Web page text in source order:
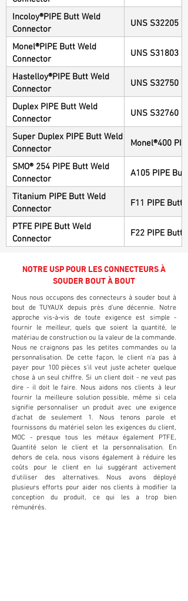
Incoloy®PIPE Butt Weld
Connector
UNS S32205
Monel®PIPE Butt Weld
Connector
UNS S31803
Hastelloy®PIPE Butt Weld
Connector
UNS S32750
Duplex PIPE Butt Weld
Connector
UNS S32760
Super Duplex PIPE Butt Weld
Connector
Monel®400
SMO® 254 PIPE Butt Weld
Connector
A105 PIPE
Titanium PIPE Butt Weld
Connector
F11 PIPE Butt
PTFE PIPE Butt Weld
Connector
F22 PIPE Butt
NOTRE USP POUR LES CONNECTEURS À
SOUDER BOUT À BOUT
Nous nous occupons des connecteurs à souder bout à
bout de TUYAUX depuis près d'une décennie. Notre
approche vis-à-vis de toute exigence est simple -
fournir le meilleur, quels que soient la quantité, le
matériau de construction ou la valeur de la commande.
Nous ne craignons pas les petites commandes ou la
personnalisation. De cette façon, le client n'a pas à
payer pour 100 pièces s'il veut juste acheter quelque
chose à un seul chiffre. Si un client doit - ne veut pas
dire - il doit le faire. Nous aidons nos clients à leur
fournir la meilleure solution possible, même si cela
signifie personnaliser un produit avec une exigence
d'achat de seulement 1. Nous tenons parole et
fournissons du matériel selon les exigences du client,
MOC - presque tous les métaux également PTFE,
Quantité selon le client et la personnalisation. En
dehors de cela, nous visons également à réduire les
coûts pour le client en lui suggérant activement
d'utiliser des alternatives. Nous avons déployé
plusieurs efforts pour aider nos clients à modifier la
conception du produit, ce qui les a trop bien
rémunérés.